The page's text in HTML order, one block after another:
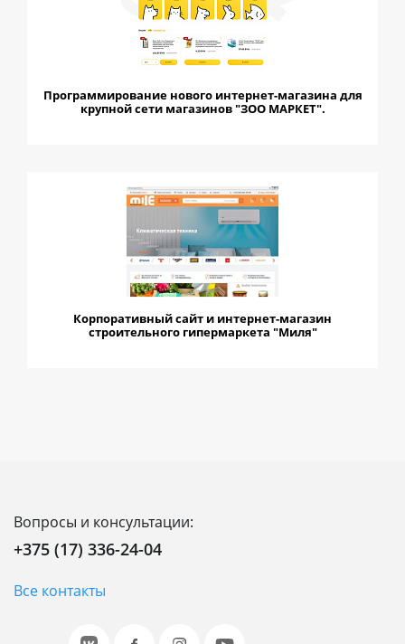
Программирование нового интернет-магазина для
крупной сети магазинов "ЗОО МАРКЕТ".
Корпоративный сайт и интернет-магазин
строительного гипермаркета "Миля"
Вопросы и консультации:
+375 (17) 336-24-04
Все контакты